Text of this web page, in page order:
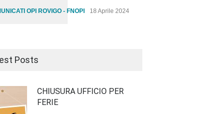
OPI ROVIGO - FNOPI 18 Aprile 2024
Posts
CHIUSURA UFFICIO PER
FERIE